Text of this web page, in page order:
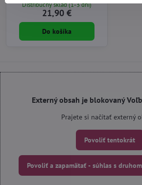
Distribučný sklad (1-3 dni)
21,90 €
Do košíka
Externý obsah je blokovaný
Prajete si načítať externý
Povoliť tentokrát
Povoliť a zapamätať - súhlas s